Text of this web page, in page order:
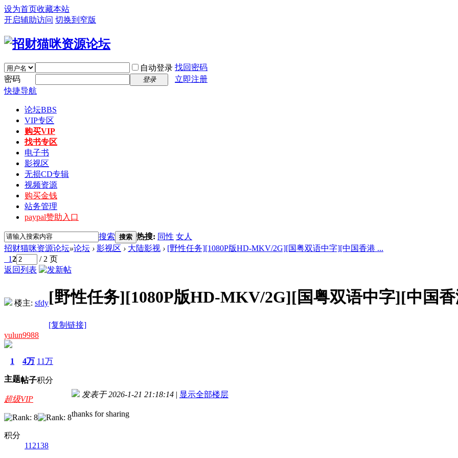
设为首页收藏本站
开启辅助访问 切换到窄版
自动登录 找回密码
密码
登录
立即注册
快捷导航
论坛BBS
VIP专区
购买VIP
找书专区
电子书
影视区
无损CD专辑
视频资源
购买金钱
站务管理
paypal赞助入口
搜索 搜索 热搜: 同性 女人
招财猫咪资源论坛»论坛 › 影视区 › 大陆影视 › [野性任务][1080P版HD-MKV/2G][国粤双语中字][中国香港 ...
12
/ 2 页
返回列表
楼主: sfdy[野性任务][1080P版HD-MKV/2G][国粤双语中字][中国
[复制链接]
yulun9988
1
主题
4万
帖子
11万
积分
超级VIP
积分
112138
发表于 2026-1-21 21:18:14 | 显示全部楼层
thanks for sharing